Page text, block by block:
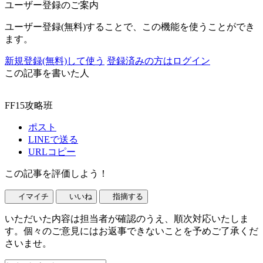
ユーザー登録のご案内
ユーザー登録(無料)することで、この機能を使うことができ
ます。
新規登録(無料)して使う 登録済みの方はログイン
この記事を書いた人
FF15攻略班
ポスト
LINEで送る
URLコピー
この記事を評価しよう！
イマイチ いいね 指摘する
いただいた内容は担当者が確認のうえ、順次対応いたしま
す。個々のご意見にはお返事できないことを予めご了承くだ
さいませ。